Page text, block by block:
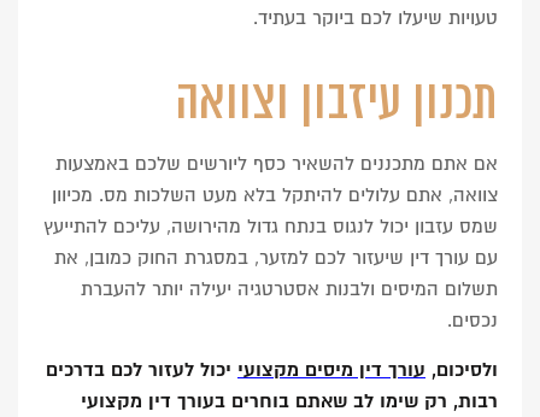
טעויות שיעלו לכם ביוקר בעתיד.
תכנון עיזבון וצוואה
אם אתם מתכננים להשאיר כסף ליורשים שלכם באמצעות
צוואה, אתם עלולים להיתקל בלא מעט השלכות מס. מכיוון
שמס עזבון יכול לנגוס בנתח גדול מהירושה, עליכם להתייעץ
עם עורך דין שיעזור לכם למזער, במסגרת החוק כמובן, את
תשלום המיסים ולבנות אסטרטגיה יעילה יותר להעברת
נכסים.
ולסיכום, עורך דין מיסים מקצועי יכול לעזור לכם בדרכים
רבות, רק שימו לב שאתם בוחרים בעורך דין מקצועי